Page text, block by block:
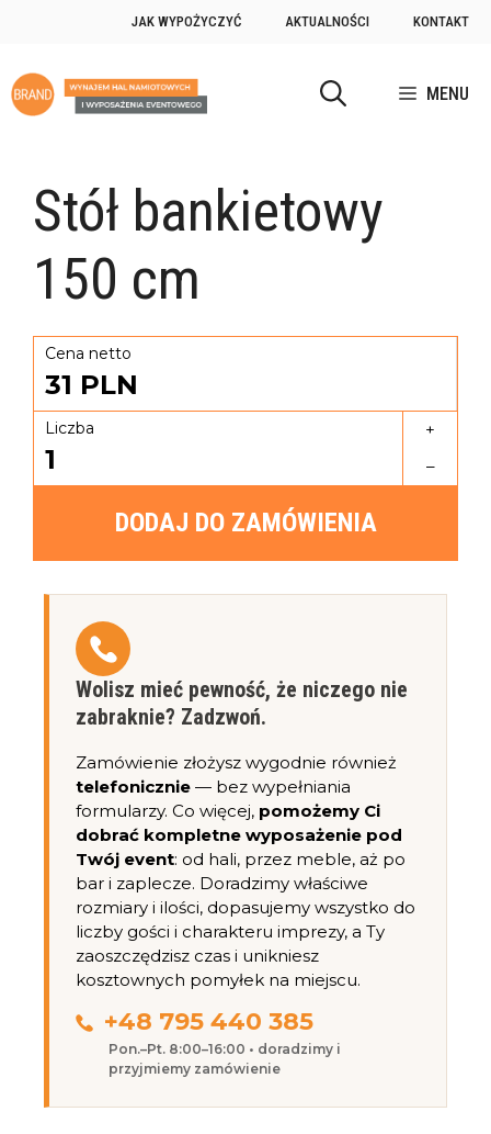
JAK WYPOŻYCZYĆ AKTUALNOŚCI KONTAKT
MENU
Stół bankietowy
150 cm
Cena netto
31 PLN
Liczba
1
+
–
DODAJ DO ZAMÓWIENIA
Wolisz mieć pewność, że niczego nie
zabraknie? Zadzwoń.
Zamówienie złożysz wygodnie również
telefonicznie — bez wypełniania
formularzy. Co więcej, pomożemy Ci
dobrać kompletne wyposażenie pod
Twój event: od hali, przez meble, aż po
bar i zaplecze. Doradzimy właściwe
rozmiary i ilości, dopasujemy wszystko do
liczby gości i charakteru imprezy, a Ty
zaoszczędzisz czas i unikniesz
kosztownych pomyłek na miejscu.
+48 795 440 385
Pon.–Pt. 8:00–16:00 • doradzimy i
przyjmiemy zamówienie